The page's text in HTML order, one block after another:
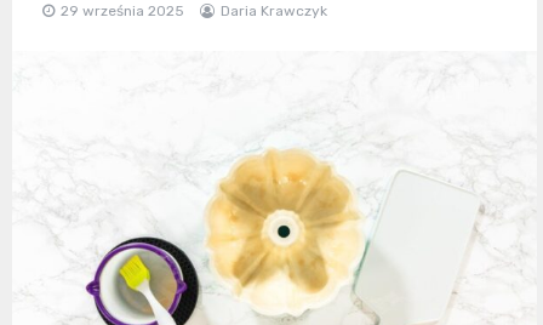
29 września 2025 Daria Krawczyk